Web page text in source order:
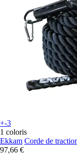
+-3
1 coloris
Ekkam Corde de
97,66 €